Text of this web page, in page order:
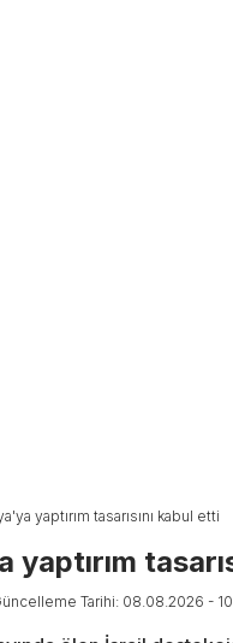
yaptırım tasarısını kabul etti
Tarihi: 08.08.2026 -